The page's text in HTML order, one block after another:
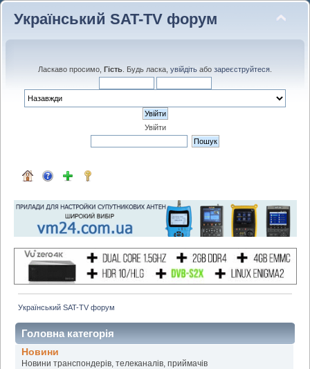
Український SAT-TV форум
Ласкаво просимо, Гість . Будь ласка, увійдіть або зареєструйтеся
Увійти
Український SAT-TV форум
Головна категорія
Новини
Новини транспондерів, телеканалів, приймачів